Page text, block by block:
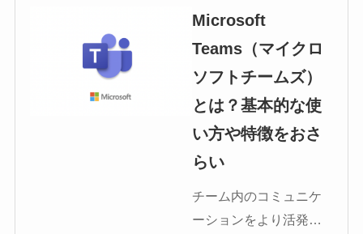
Microsoft
Teams（マイクロ
ソフトチームズ）
とは？基本的な使
い方や特徴をおさ
らい
チーム内のコミュニケ
ーションをより活発